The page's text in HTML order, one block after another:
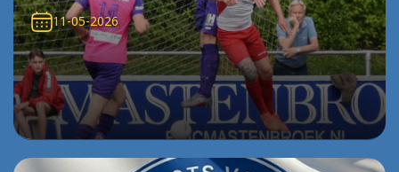
11-05-2026